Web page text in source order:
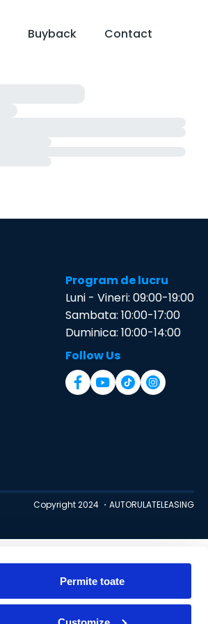
Permite toate
Buyback Contact
Program de lucru
Luni - Vineri: 09:00-19:00
Sambata: 10:00-17:00
Duminica: 10:00-14:00
Follow Us
Copyright 2024 ・AUTORULATELEASING